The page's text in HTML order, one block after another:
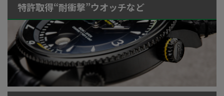
特許取得“耐衝撃”ウオッチなど